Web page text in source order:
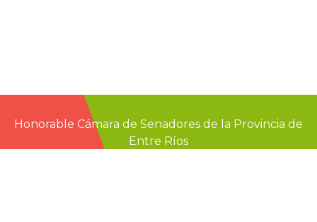
Honorable Cámara de Senadores de la Provincia de
Entre Ríos